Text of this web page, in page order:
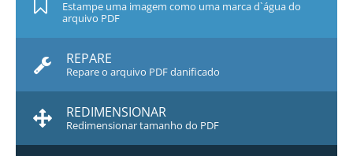
Estampe uma imagem como uma marca d`água do
arquivo PDF
REPARE
Repare o arquivo PDF danificado
REDIMENSIONAR
Redimensionar tamanho do PDF